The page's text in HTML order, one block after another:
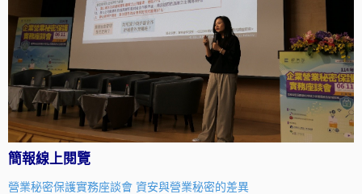
簡報線上閱覽
營業秘密保護實務座談會 資安與營業秘密的差異